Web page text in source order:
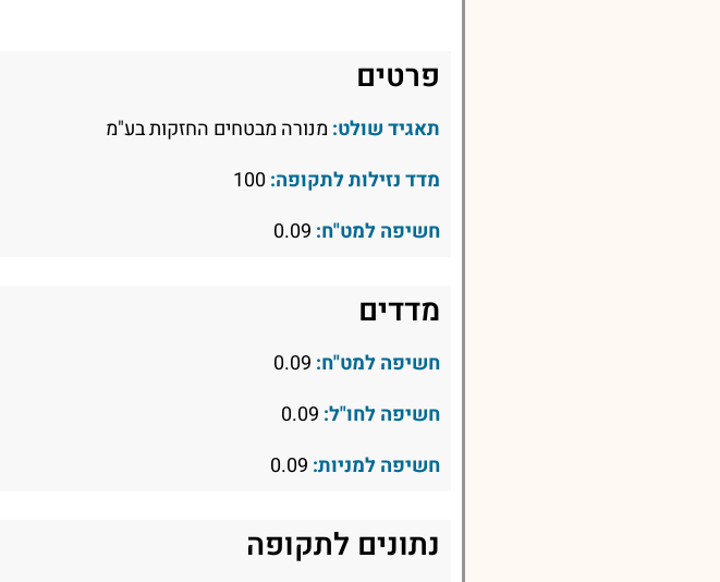
פרטים
תאגיד שולט: מנורה מבטחים החזקות בע"מ
מדד נזילות לתקופה:
חשיפה למט"ח:
מדדים
חשיפה למט"ח:
חשיפה לחו"ל:
חשיפה למניות:
נתונים לתקופה